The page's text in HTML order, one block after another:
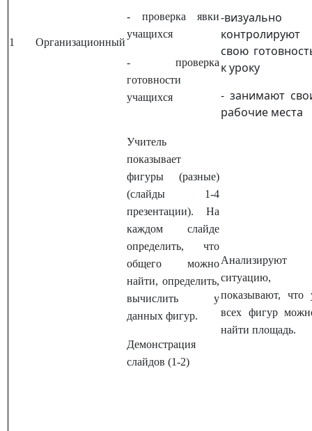
1 Организационный
- проверка явки
учащихся
- проверка
готовности
учащихся
-визуально
контролируют
свою
к уроку
- занимают
рабочие места
Учитель
показывает
фигуры (разные)
(слайды 1-4
презентации). На
каждом слайде
определить, что
общего можно
найти, определить,
вычислить у
данных фигур.
Демонстрация
слайдов (1-2)
Анализируют
ситуацию,
показывают, что
всех фигур
найти площадь.